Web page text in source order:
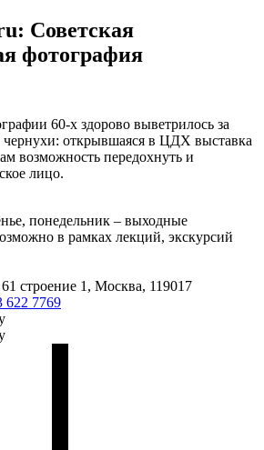
Советская
фотография
60-х здорово выветрилось за
чернухи: открывшаяся в ЦДХ выставка
возможность передохнуть и
лицо.
понедельник – выходные
в рамках лекций, экскурсий
строение 1, Москва, 119017
622 7769